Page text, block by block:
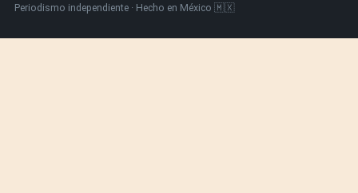
Periodismo independiente · Hecho en México 🇲🇽